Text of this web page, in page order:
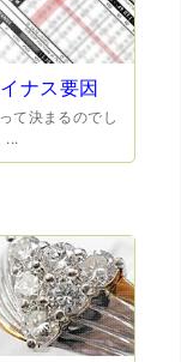
に感激いたしま
ナス要因
て決まるのでし
...